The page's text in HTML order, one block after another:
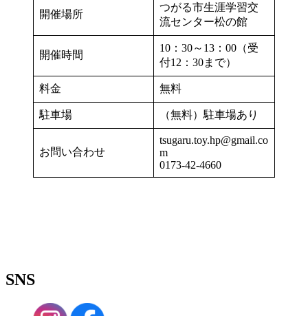
開催場所
つがる市生涯学習交
流センター松の館
開催時間
10：30～13：00（受
付12：30まで）
料金 無料
駐車場 （無料）駐車場あり
お問い合わせ
tsugaru.toy.hp@gmail.co
m
0173-42-4660
SNS